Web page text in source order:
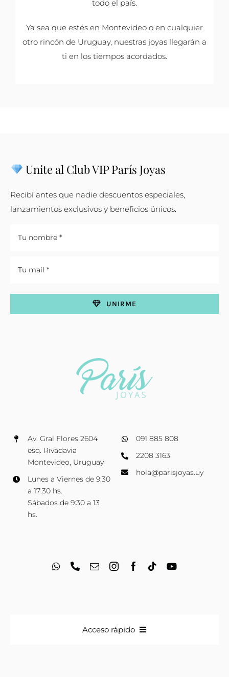
todo el país.
Ya sea que estés en Montevideo o en cualquier
otro rincón de Uruguay, nuestras joyas llegarán a
ti en los tiempos acordados.
Av. Gral Flores 2604
esq. Rivadavia
Montevideo, Uruguay
Lunes a Viernes de 9:30
a 17:30 hs.
Sábados de 9:30 a 13
hs.
091 885 808
2208 3163
hola@parisjoyas.uy
Unite al Club VIP París Joyas
Recibí antes que nadie descuentos especiales,
lanzamientos exclusivos y beneficios únicos.
UNIRME
Acceso rápido